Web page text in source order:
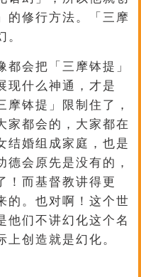
的修行方法。「三摩
。
会把「三摩钵提」
现什么神通，才是
摩钵提」限制住了，
家都会的，大家都在
结婚组成家庭，也是
会原先是没有的，
！而基督教讲得更
的。也对啊！这个世
他们不讲幻化这个名
上创造就是幻化。